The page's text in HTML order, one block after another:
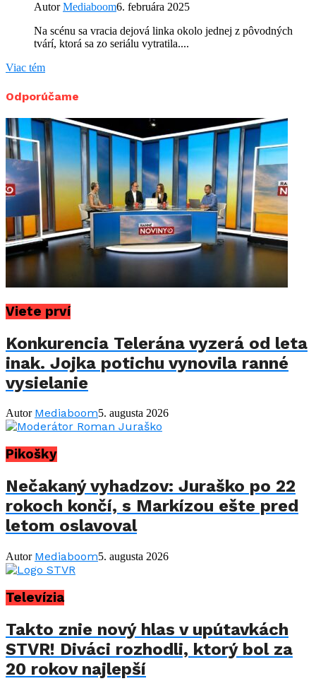
AutorMediaboom6. februára 2025
Na scénu sa vracia dejová linka okolo jednej z pôvodných
tvárí, ktorá sa zo seriálu vytratila....
Viac tém
Odporúčame
Viete prví
Konkurencia Telerána vyzerá od leta
inak. Jojka potichu vynovila ranné
vysielanie
Autor Mediaboom5. augusta 2026
Pikošky
Nečakaný vyhadzov: Juraško po 22
rokoch končí, s Markízou ešte pred
letom oslavoval
Autor Mediaboom5. augusta 2026
Televízia
Takto znie nový hlas v upútavkách
STVR! Diváci rozhodli, ktorý bol za
20 rokov najlepší